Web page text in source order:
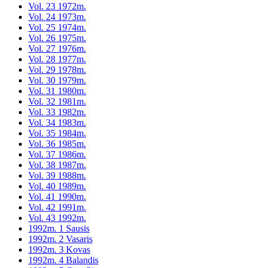
Vol. 23 1972m.
Vol. 24 1973m.
Vol. 25 1974m.
Vol. 26 1975m.
Vol. 27 1976m.
Vol. 28 1977m.
Vol. 29 1978m.
Vol. 30 1979m.
Vol. 31 1980m.
Vol. 32 1981m.
Vol. 33 1982m.
Vol. 34 1983m.
Vol. 35 1984m.
Vol. 36 1985m.
Vol. 37 1986m.
Vol. 38 1987m.
Vol. 39 1988m.
Vol. 40 1989m.
Vol. 41 1990m.
Vol. 42 1991m.
Vol. 43 1992m.
1992m. 1 Sausis
1992m. 2 Vasaris
1992m. 3 Kovas
1992m. 4 Balandis